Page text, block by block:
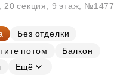
20 секция, 9 этаж, №1477
Без отделки
потом
Балкон
Ещё